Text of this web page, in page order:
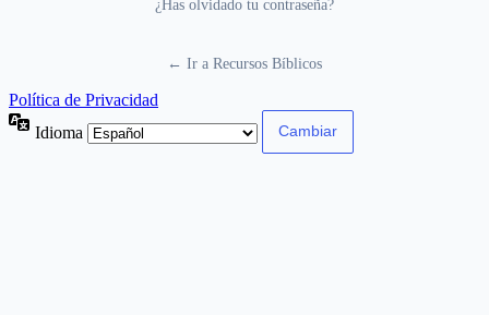
¿Has olvidado tu contraseña?
← Ir a Recursos Bíblicos
Política de Privacidad
Idioma